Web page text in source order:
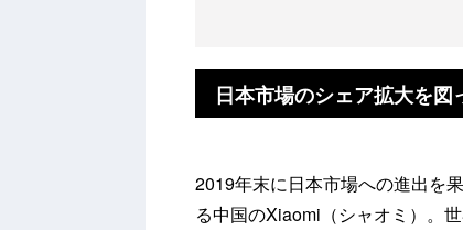
日本市場のシェア拡大を
2019年末に日本市場への進出を
る中国のXiaomi（シャオミ）。